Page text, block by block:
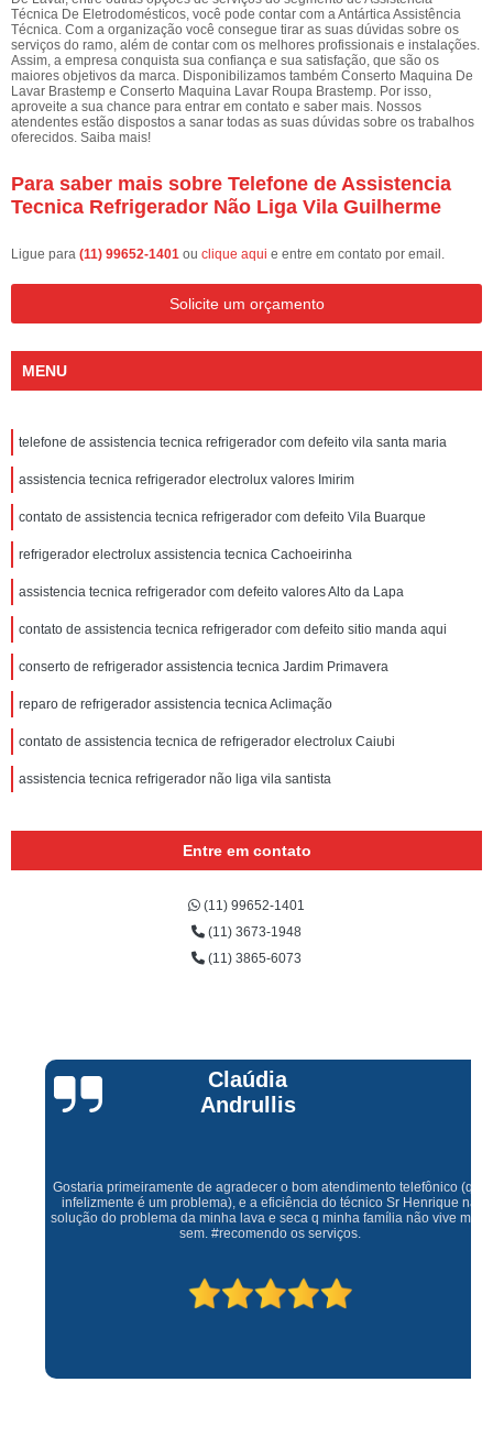
Técnica De Eletrodomésticos, você pode contar com a Antártica Assistência
Técnica. Com a organização você consegue tirar as suas dúvidas sobre os
serviços do ramo, além de contar com os melhores profissionais e instalações.
Assim, a empresa conquista sua confiança e sua satisfação, que são os
maiores objetivos da marca. Disponibilizamos também Conserto Maquina De
Lavar Brastemp e Conserto Maquina Lavar Roupa Brastemp. Por isso,
aproveite a sua chance para entrar em contato e saber mais. Nossos
atendentes estão dispostos a sanar todas as suas dúvidas sobre os trabalhos
oferecidos. Saiba mais!
Para saber mais sobre Telefone de Assistencia
Tecnica Refrigerador Não Liga Vila Guilherme
Ligue para (11) 99652-1401 ou clique aqui e entre em contato por email.
Solicite um orçamento
MENU
telefone de assistencia tecnica refrigerador com defeito vila santa maria
assistencia tecnica refrigerador electrolux valores Imirim
contato de assistencia tecnica refrigerador com defeito Vila Buarque
refrigerador electrolux assistencia tecnica Cachoeirinha
assistencia tecnica refrigerador com defeito valores Alto da Lapa
contato de assistencia tecnica refrigerador com defeito sitio manda aqui
conserto de refrigerador assistencia tecnica Jardim Primavera
reparo de refrigerador assistencia tecnica Aclimação
contato de assistencia tecnica de refrigerador electrolux Caiubi
assistencia tecnica refrigerador não liga vila santista
Entre em contato
(11) 99652-1401
(11) 3673-1948
(11) 3865-6073
Claúdia
Andrullis
Gostaria primeiramente de agradecer o bom atendimento telefônico (q hj
infelizmente é um problema), e a eficiência do técnico Sr Henrique na
solução do problema da minha lava e seca q minha família não vive mais
sem. #recomendo os serviços.